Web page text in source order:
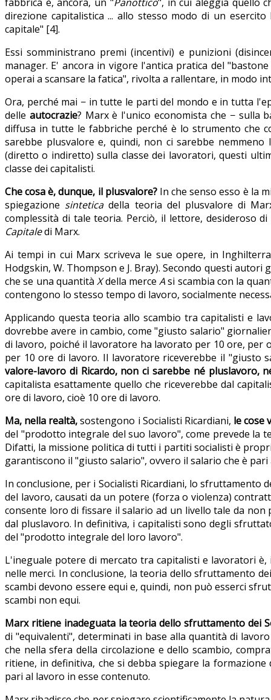
direzione capitalistica ... allo stesso modo di un
capitale" [4].
Essi somministrano premi (incentivi) e punizioni
manager. E' ancora in vigore l'antica pratica del
operai a scansare la fatica", rivolta a rallentare, in modo
Ora, perché mai − in tutte le parti del mondo e in tutta
delle autocrazie? Marx è l'unico economista che − sulla
diffusa in tutte le fabbriche perché è lo strumento che
sarebbe plusvalore e, quindi, non ci sarebbe
(diretto o indiretto) sulla classe dei lavoratori, questi
classe dei capitalisti.
Che cosa è, dunque, il plusvalore? In che senso esso è la
spiegazione sinteticadella teoria del plusvalore di
complessità di tale teoria. Perciò, il lettore, desideroso
Capitaledi Marx.
Ai tempi in cui Marx scriveva le sue opere, in
Hodgskin, W. Thompson e J. Bray). Secondo questi
che se una quantitàXdella merceAsi scambia con la
contengono lo stesso tempo di lavoro, socialmente
Applicando questa teoria allo scambio tra capitalisti e
dovrebbe avere in cambio, come "giusto salario"
di lavoro, poiché il lavoratore ha lavorato per 10 ore, per
per 10 ore di lavoro. Il lavoratore riceverebbe il "giusto
valore-lavoro di Ricardo, non ci sarebbe né pluslavoro,
capitalista esattamente quello che riceverebbe dal
ore di lavoro, cioè 10 ore di lavoro.
Ma, nella realtà,sostengono i Socialisti Ricardiani, le cose
del "prodotto integrale del suo lavoro", come prevede la
Difatti, la missione politica di tutti i partiti socialisti è
garantiscono il "giusto salario", ovvero il salario che è
In conclusione, per i Socialisti Ricardiani, lo sfruttamento
del lavoro, causati da un potere (forza o violenza)
consente loro di fissare il salario ad un livello tale da
dal pluslavoro. In definitiva, i capitalisti sono degli
del "prodotto integrale del loro lavoro".
L'ineguale potere di mercato tra capitalisti e lavoratori
nelle merci. In conclusione, la teoria dello sfruttamento
scambi devono essere equi e, quindi, non può esserci
scambi non equi.
Marx ritiene inadeguata la teoria dello sfruttamento dei
di "equivalenti", determinati in base alla quantità di
che nella sfera della circolazione e dello scambio,
ritiene, in definitiva, che si debba spiegare la
pari al lavoro in esse contenuto.